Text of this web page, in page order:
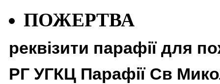
ПОЖЕРТВА
реквізити парафії для
РГ УГКЦ Парафії Св